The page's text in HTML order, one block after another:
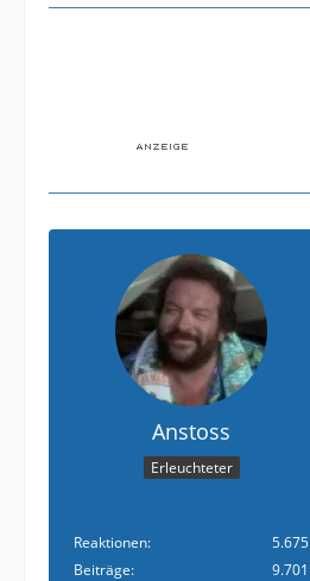
Anstoss
Erleuchteter
Reaktionen
5.675
Beiträge
9.701